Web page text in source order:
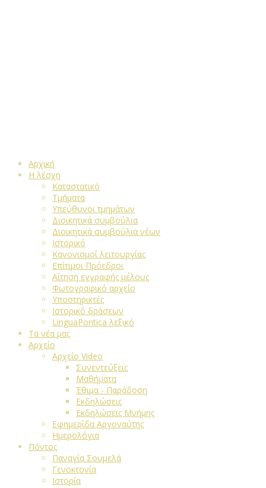
Αρχική
Η λέσχη
Καταστατικό
Τμήματα
Υπεύθυνοι τμημάτων
Διοικητικά συμβούλια
Διοικητικά συμβούλια νέων
Ιστορικό
Κανονισμοί λειτουργίας
Επίτιμοι Πρόεδροι
Αίτηση εγγραφής μέλους
Φωτογραφικό αρχείο
Υποστηρικτές
Ιστορικό δράσεων
LinguaPontica λεξικό
Τα νέα μας
Αρχείο
Αρχείο Video
Συνεντεύξεις
Μαθήματα
Έθιμα - Παράδοση
Εκδηλώσεις
Εκδηλώσεις Μνήμης
Εφημερίδα Αργοναύτης
Ημερολόγια
Πόντος
Παναγία Σουμελά
Γενοκτονία
Ιστορία